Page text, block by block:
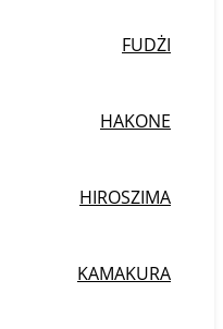
FUDŻI
HAKONE
HIROSZIMA
KAMAKURA